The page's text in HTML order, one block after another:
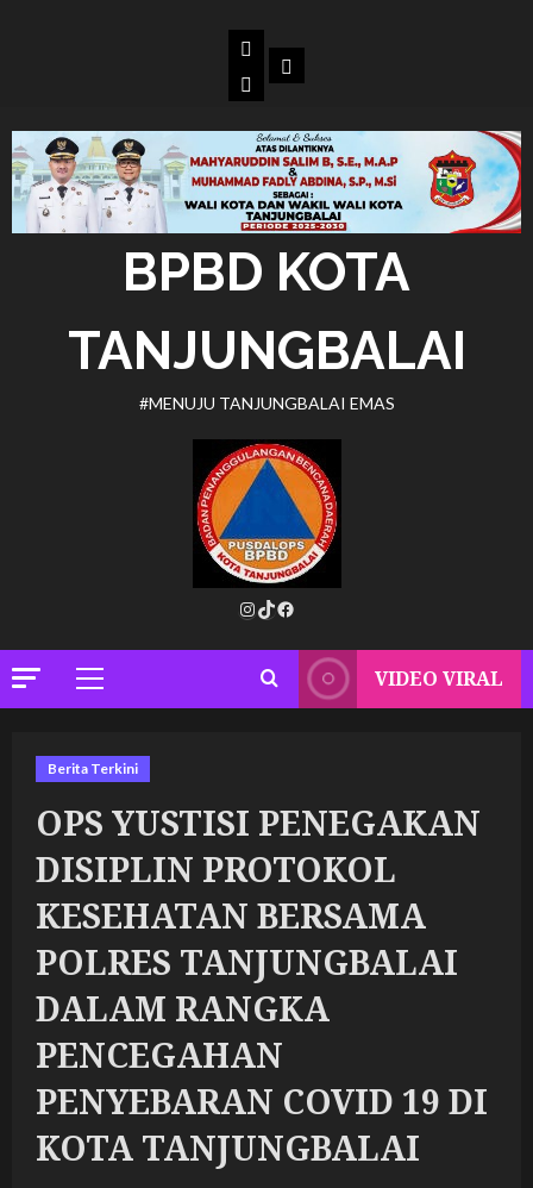
Beranda
BPBD
Tanjungbalai
Dokumen
BPBD KOTA
TANJUNGBALAI
#MENUJU TANJUNGBALAI EMAS
Instagram
TikTok
Facebook
Primary
VIDEO VIRAL
Berita Terkini
OPS YUSTISI PENEGAKAN
DISIPLIN PROTOKOL
KESEHATAN BERSAMA
POLRES TANJUNGBALAI
DALAM RANGKA
PENCEGAHAN
PENYEBARAN COVID 19 DI
KOTA TANJUNGBALAI